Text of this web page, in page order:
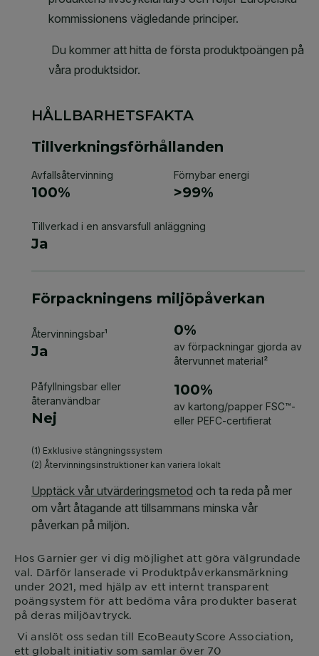
Hos Garnier ger vi dig möjlighet att göra välgrundade
val. Därför lanserade vi Produktpåverkansmärkning
under 2021, med hjälp av ett internt transparent
poängsystem för att bedöma våra produkter baserat
på deras miljöavtryck.
Vi anslöt oss sedan till EcoBeautyScore Association,
ett globalt initiativ som samlar över 70